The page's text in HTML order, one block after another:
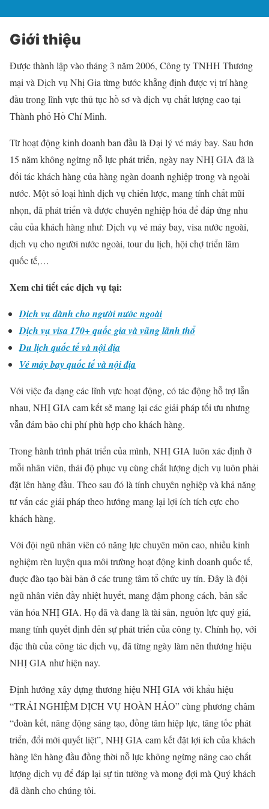
Giới thiệu
Được thành lập vào tháng 3 năm 2006, Công ty TNHH Thương
mại và Dịch vụ Nhị Gia từng bước khẳng định được vị trí hàng
đầu trong lĩnh vực thủ tục hồ sơ và dịch vụ chất lượng cao tại
Thành phố Hồ Chí Minh.
Từ hoạt động kinh doanh ban đầu là Đại lý vé máy bay. Sau hơn
15 năm không ngừng nỗ lực phát triển, ngày nay NHỊ GIA đã là
đối tác khách hàng của hàng ngàn doanh nghiệp trong và ngoài
nước. Một số loại hình dịch vụ chiến lược, mang tính chất mũi
nhọn, đã phát triển và được chuyên nghiệp hóa để đáp ứng nhu
cầu của khách hàng như: Dịch vụ vé máy bay, visa nước ngoài,
dịch vụ cho người nước ngoài, tour du lịch, hội chợ triển lãm
quốc tế,…
Xem chi tiết các dịch vụ tại:
Dịch vụ dành cho người nước ngoài
Dịch vụ visa 170+ quốc gia và vũng lãnh thổ
Du lịch quốc tế và nội địa
Vé máy bay quốc tế và nội địa
Với việc đa dạng các lĩnh vực hoạt động, có tác động hỗ trợ lẫn
nhau, NHỊ GIA cam kết sẽ mang lại các giải pháp tối ưu nhưng
vẫn đảm bảo chi phí phù hợp cho khách hàng.
Trong hành trình phát triển của mình, NHỊ GIA luôn xác định ở
mỗi nhân viên, thái độ phục vụ cùng chất lượng dịch vụ luôn phải
đặt lên hàng đầu. Theo sau đó là tính chuyên nghiệp và khả năng
tư vấn các giải pháp theo hướng mang lại lợi ích tích cực cho
khách hàng.
Với đội ngũ nhân viên có năng lực chuyên môn cao, nhiều kinh
nghiệm rèn luyện qua môi trường hoạt động kinh doanh quốc tế,
đuợc đào tạo bài bản ở các trung tâm tổ chức uy tín. Đây là đội
ngũ nhân viên đầy nhiệt huyết, mang đậm phong cách, bản sắc
văn hóa NHỊ GIA. Họ đã và đang là tài sản, nguồn lực quý giá,
mang tính quyết định đến sự phát triển của công ty. Chính họ, với
đặc thù của công tác dịch vụ, đã từng ngày làm nên thương hiệu
NHỊ GIA như hiện nay.
Định hướng xây dựng thương hiệu NHỊ GIA với khẩu hiệu
“TRẢI NGHIỆM DỊCH VỤ HOÀN HẢO” cùng phương châm
“đoàn kết, năng động sáng tạo, đồng tâm hiệp lực, tăng tốc phát
triển, đổi mới quyết liệt”, NHỊ GIA cam kết đặt lợi ích của khách
hàng lên hàng đầu đồng thời nỗ lực không ngừng nâng cao chất
lượng dịch vụ để đáp lại sự tin tưởng và mong đợi mà Quý khách
đã dành cho chúng tôi.